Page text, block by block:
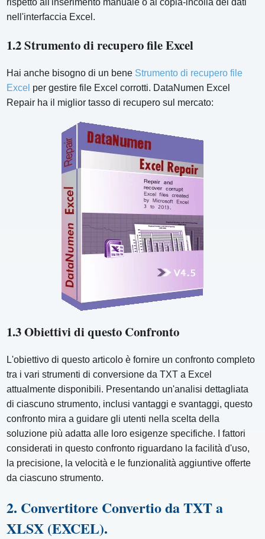
rispetto all'inserimento manuale o al copia-incolla dei dati
nell'interfaccia Excel.
1.2 Strumento di recupero file Excel
Hai anche bisogno di un bene Strumento di recupero file
Excel per gestire file Excel corrotti. DataNumen Excel
Repair ha il miglior tasso di recupero sul mercato:
1.3 Obiettivi di questo Confronto
L'obiettivo di questo articolo è fornire un confronto completo
tra i vari strumenti di conversione da TXT a Excel
attualmente disponibili. Presentando un'analisi dettagliata
di ciascuno strumento, inclusi vantaggi e svantaggi, questo
confronto mira a guidare gli utenti nella scelta della
soluzione più adatta alle loro esigenze specifiche. I fattori
considerati in questo confronto riguardano la facilità d'uso,
la precisione, la velocità e le funzionalità aggiuntive offerte
da ciascuno strumento.
2. Convertitore Convertio da TXT a
XLSX (EXCEL).